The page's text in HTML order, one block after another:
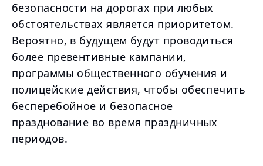
безопасности на дорогах при любых
обстоятельствах является приоритетом.
Вероятно, в будущем будут проводиться
более превентивные кампании,
программы общественного обучения и
полицейские действия, чтобы обеспечить
бесперебойное и безопасное
празднование во время праздничных
периодов.